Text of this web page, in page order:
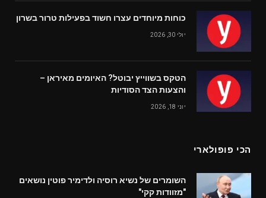
כוחות מיוחדים עצרו חשוד בפעילות טרור בשרון
יולי 30, 2026
הטקס בשווייץ יבוטל? האיומים מאיראן –
והצעות הצד הסודיות
יוני 18, 2026
הכי פופולארי
השומרים של נשיא רוסיה ולדימיר פוטין נושאים
"מזוודות קקי"